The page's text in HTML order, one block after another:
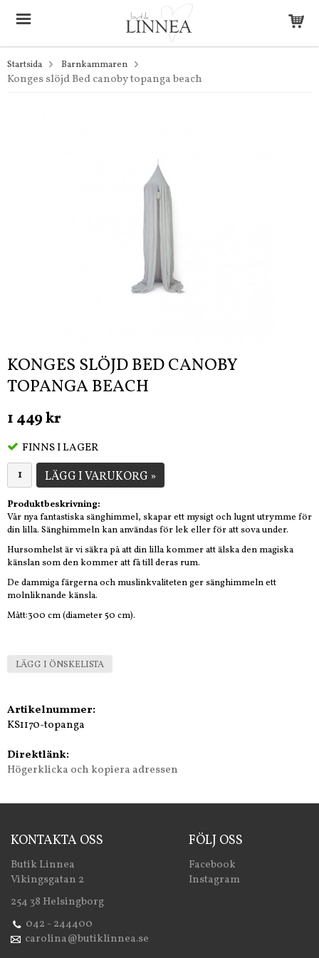
Startsida Barnkammaren
Konges slöjd Bed canoby topanga beach
KONGES SLÖJD BED CANOBY
TOPANGA BEACH
1 449 kr
FINNS I LAGER
LÄGG I VARUKORG »
Produktbeskrivning:
Vår nya fantastiska sänghimmel, skapar ett mysigt och lugnt utrymme för
din lilla. Sänghimmeln kan användas för lek eller för att sova under.
Hursomhelst är vi säkra på att din lilla kommer att älska den magiska
känslan som den kommer att få till deras rum.
De dammiga färgerna och muslinkvaliteten ger sänghimmeln ett
molnliknande känsla.
Mått:300 cm (diameter 50 cm).
LÄGG I ÖNSKELISTA
Artikelnummer:
KS1170-topanga
Direktlänk:
Högerklicka och kopiera adressen
KONTAKTA OSS
Butik Linnea
Vikingsgatan 2
254 38 Helsingborg
042 - 244400
carolina@butiklinnea.se
FÖLJ OSS
Facebook
Instagram